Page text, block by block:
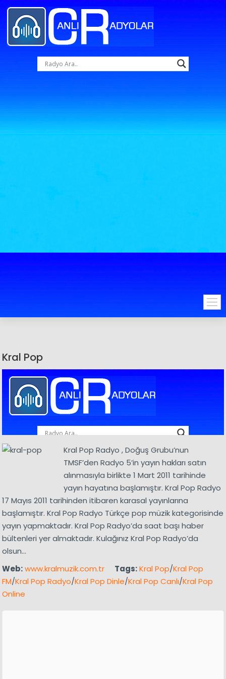
Kral Pop
Kral Pop Radyo , Doğuş Grubu’nun
TMSF’den Radyo 5’in yayın hakları satın
alınmasıyla birlikte 1 Mart 2011 tarihinde
yayın hayatına başlamıştır. Kral Pop Radyo
17 Mayıs 2011 tarihinden itibaren karasal yayınlarına
başlamıştır. Kral Pop Radyo Türkçe pop müzik kategorisinde
yayın yapmaktadır. Kral Pop Radyo’da saat başı haber
bültenleri yer almaktadır. Kulağınız Kral Pop Radyo’da
olsun…
Web:www.kralmuzik.com.tr Tags:Kral Pop/Kral Pop
FM/Kral Pop Radyo/Kral Pop Dinle/Kral Pop Canlı/Kral Pop
Online